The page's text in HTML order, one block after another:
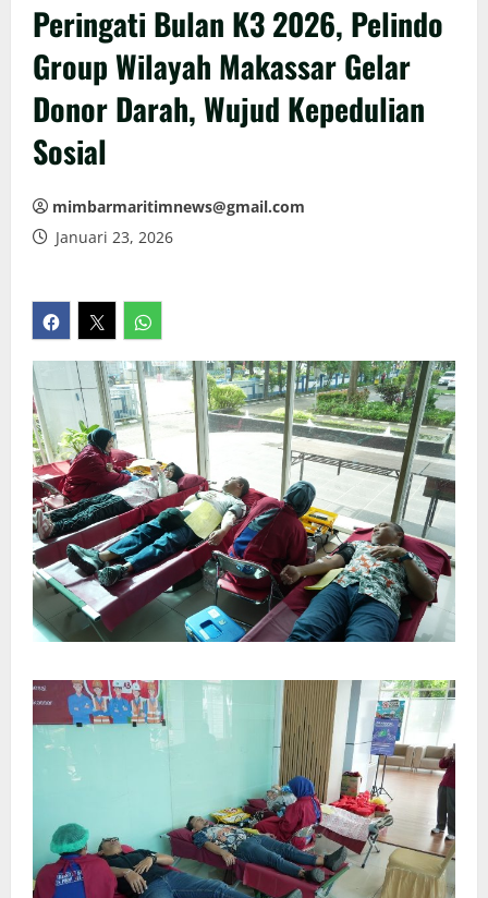
Peringati Bulan K3 2026, Pelindo
Group Wilayah Makassar Gelar
Donor Darah, Wujud Kepedulian
Sosial
mimbarmaritimnews@gmail.com
Januari 23, 2026